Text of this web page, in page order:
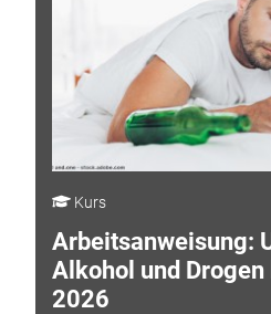
Kurs
Arbeitsanweisung:
Alkohol und
2026